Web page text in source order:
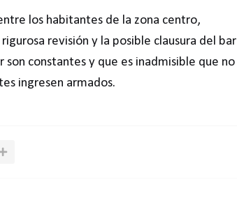
los habitantes de la zona centro,
revisión y la posible clausura del bar
son constantes y que es inadmisible que no
ingresen armados.